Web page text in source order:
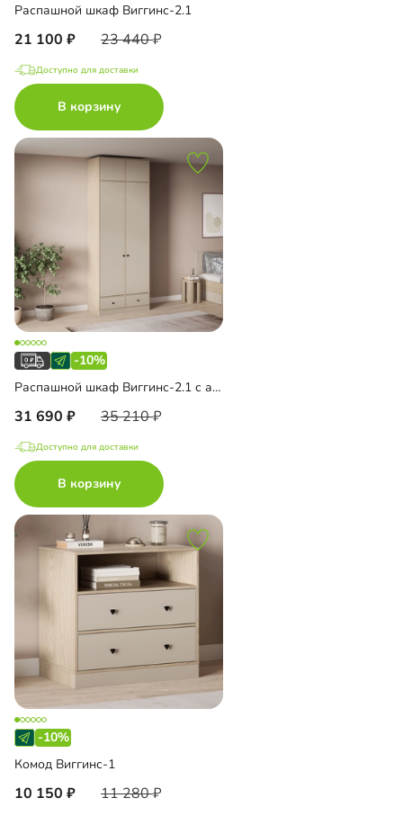
Распашной шкаф Виггинс-2.1
21 100 23 440
Доступно для доставки
В корзину
-10%
Распашной шкаф Виггинс-2.1 с антресолью
31 690 35 210
Доступно для доставки
В корзину
-10%
Комод Виггинс-1
10 150 11 280